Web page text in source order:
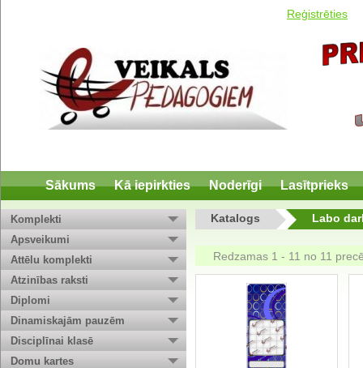
Reģistrēties
Sākums Kā iepirkties Noderīgi Lasītprieks
Komplekti
Apsveikumi
Attēlu komplekti
Atzinības raksti
Diplomi
Dinamiskajām pauzēm
Disciplīnai klasē
Domu kartes
Katalogs Labo
Redzamas 1 - 11 no 11